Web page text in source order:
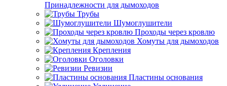
Принадлежности для дымоходов
Трубы
Шумоглушители
Проходы через кровлю
Хомуты для дымоходов
Крепления
Оголовки
Ревизии
Пластины основания